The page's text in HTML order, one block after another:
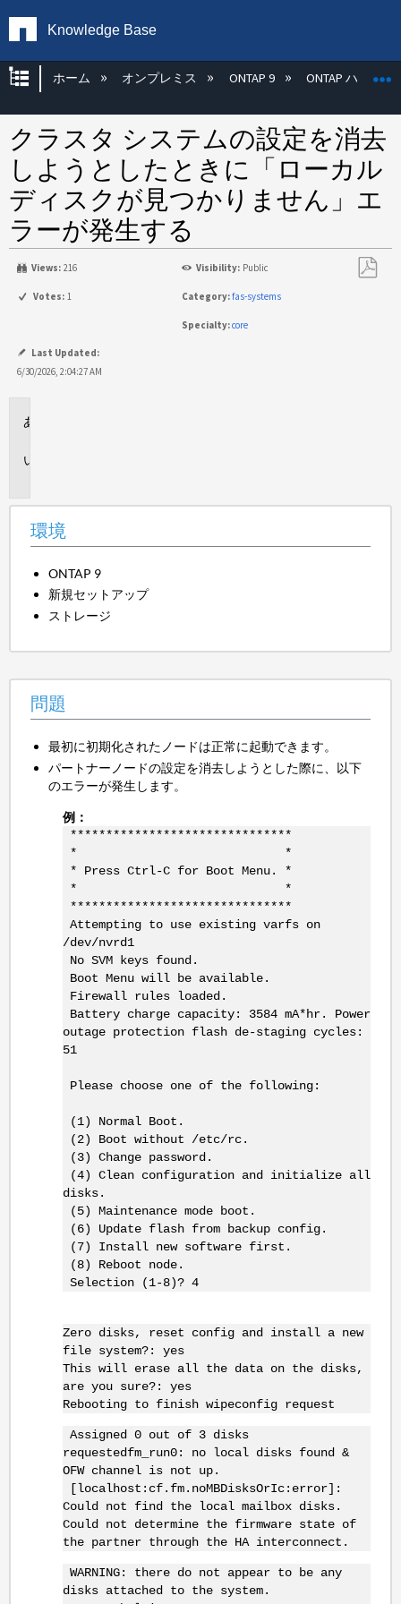
Knowledge Base
グローバル階層を展開/折りたたむ
ホーム オンプレミス ONTAP 9 ONTAP ハード
クラスタ システムの設定を消去
しようとしたときに「ローカル
ディスクが見つかりません」エ
ラーが発生する
Views: 216 Visibility: Public
Votes: 1 Category:fas-systems
Specialty:core
Last Updated:
6/30/2026, 2:04:27 AM
環境
ONTAP 9
新規セットアップ
ストレージ
問題
最初に初期化されたノードは正常に起動できます。
パートナーノードの設定を消去しようとした際に、以下
のエラーが発生します。
例：
*******************************
* *
* Press Ctrl-C for Boot Menu. *
* *
*******************************
Attempting to use existing varfs on
/dev/nvrd1
No SVM keys found.
Boot Menu will be available.
Firewall rules loaded.
Battery charge capacity: 3584 mA*hr. Power
outage protection flash de-staging cycles:
51
Please choose one of the following:
(1) Normal Boot.
(2) Boot without /etc/rc.
(3) Change password.
(4) Clean configuration and initialize all
disks.
(5) Maintenance mode boot.
(6) Update flash from backup config.
(7) Install new software first.
(8) Reboot node.
Selection (1-8)? 4
Zero disks, reset config and install a new
file system?: yes
This will erase all the data on the disks,
are you sure?: yes
Rebooting to finish wipeconfig request
Assigned 0 out of 3 disks
requestedfm_run0: no local disks found &
OFW channel is not up.
[localhost:cf.fm.noMBDisksOrIc:error]:
Could not find the local mailbox disks.
Could not determine the firmware state of
the partner through the HA interconnect.
WARNING: there do not appear to be any
disks attached to the system.